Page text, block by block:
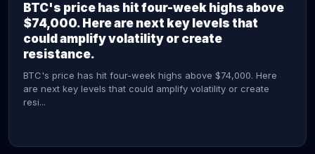
BTC's price has hit four-week highs above
$74,000. Here are next key levels that
could amplify volatility or create
resistance.
BTC's price has hit four-week highs above $74,000. Here
are next key levels that could amplify volatility or create
resi...